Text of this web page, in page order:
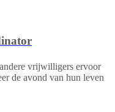
vrijwilligers ervoor
de avond van hun leven